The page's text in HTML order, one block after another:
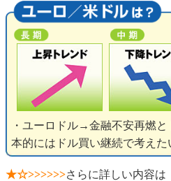
・ユーロドル→金融不安再燃
本的にはドル買い継続で考えた
★☆>>>>>>さらに詳しい内容